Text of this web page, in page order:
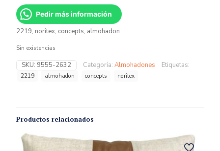
Pedir más información
2219, noritex, concepts, almohadon
Sin existencias
SKU: 9555-2632 Categoría: Almohadones Etiquetas:
2219 almohadon concepts noritex
Productos relacionados